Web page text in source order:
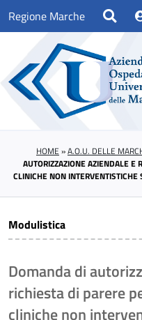
Regione Marche
HOME »A.O.U. DELLE
AUTORIZZAZIONE AZIENDALE E
CLINICHE NON
Modulistica
Domanda di
richiesta di parere
cliniche non